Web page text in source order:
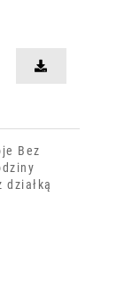
Bez
działką